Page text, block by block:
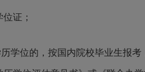
证；
学位的，按国内院校毕业生报